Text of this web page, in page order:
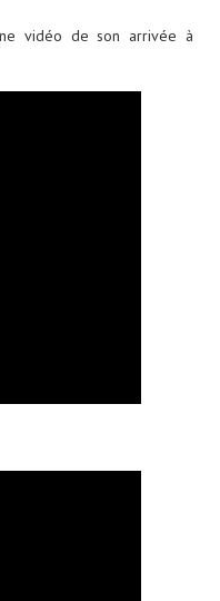
vidéo de son arrivée à